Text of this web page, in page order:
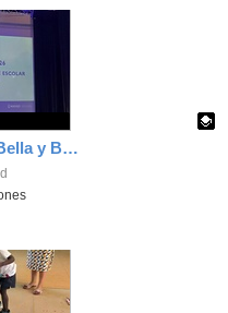
Recogida de premios Bella y Bestia 26